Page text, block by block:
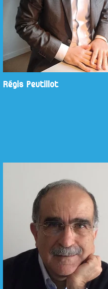
Régis Peutillot